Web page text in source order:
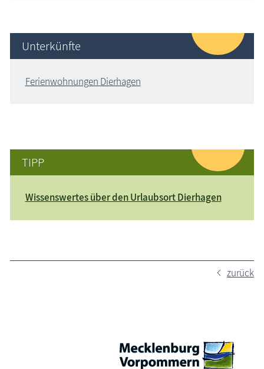
Unterkünfte
Ferienwohnungen Dierhagen
TIPP
Wissenswertes über den Urlaubsort Dierhagen
zurück